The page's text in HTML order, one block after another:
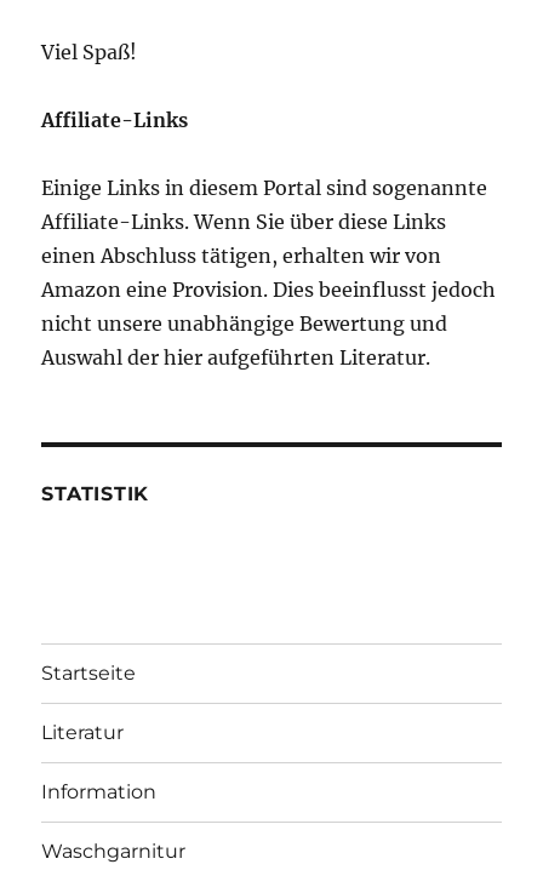
Viel Spaß!
Affiliate-Links
Einige Links in diesem Portal sind sogenannte
Affiliate-Links. Wenn Sie über diese Links
einen Abschluss tätigen, erhalten wir von
Amazon eine Provision. Dies beeinflusst jedoch
nicht unsere unabhängige Bewertung und
Auswahl der hier aufgeführten Literatur.
STATISTIK
Startseite
Literatur
Information
Waschgarnitur